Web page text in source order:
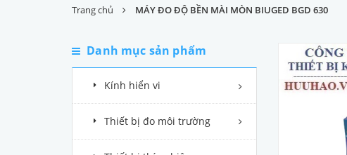
Trang chủ MÁY ĐO ĐỘ BỀN MÀI MÒN BIUGED BGD 630
Danh mục sản phẩm
Kính hiển vi
Thiết bị đo môi trường